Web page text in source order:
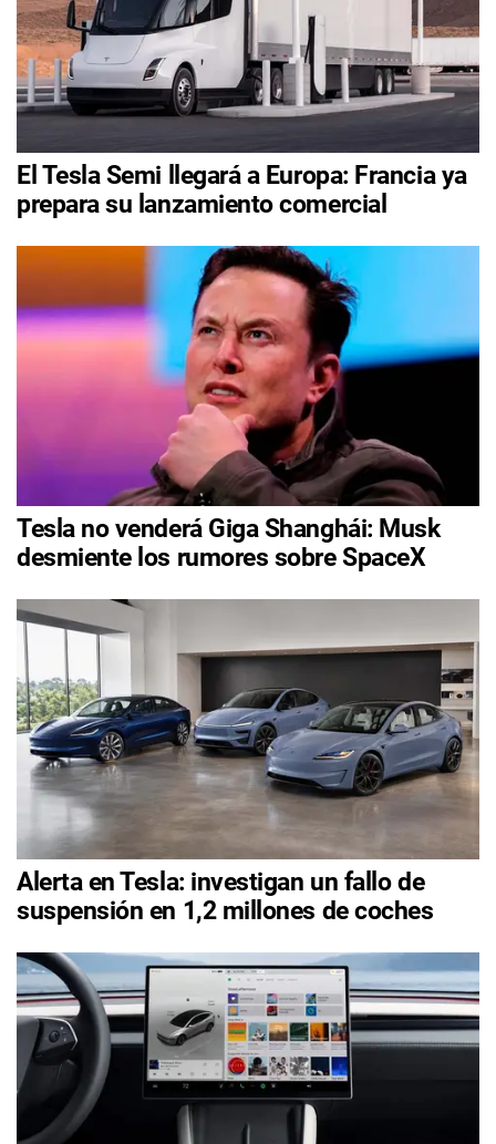
El Tesla Semi llegará a Europa: Francia ya
prepara su lanzamiento comercial
Tesla no venderá Giga Shanghái: Musk
desmiente los rumores sobre SpaceX
Alerta en Tesla: investigan un fallo de
suspensión en 1,2 millones de coches